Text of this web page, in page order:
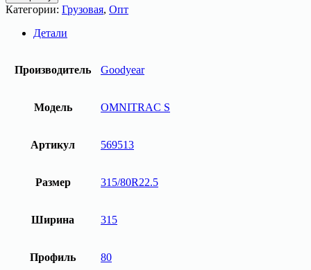
Грузовая
шина
315/80R22.5
OMNITRAC
156/150K
M+S
Goodyear
Категории: Грузовая, Опт
Детали
Производитель Goodyear
Модель OMNITRAC S
Артикул 569513
Размер 315/80R22.5
Ширина 315
Профиль 80